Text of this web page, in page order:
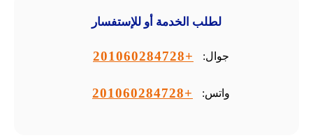
لطلب الخدمة أو للإستفسار
جوال: +201060284728
واتس: +201060284728